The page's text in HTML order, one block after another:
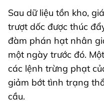
Sau dữ liệu tồn kho,
trượt dốc được thúc
đàm phán hạt nhân
một ngày trước đó.
các lệnh trừng phạt
giảm bớt tình trạng
cầu.